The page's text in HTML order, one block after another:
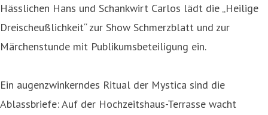
Hässlichen Hans und Schankwirt Carlos lädt die „Heilige
Dreischeußlichkeit“ zur Show Schmerzblatt und zur
Märchenstunde mit Publikumsbeteiligung ein.
Ein augenzwinkerndes Ritual der Mystica sind die
Ablassbriefe: Auf der Hochzeitshaus-Terrasse wacht